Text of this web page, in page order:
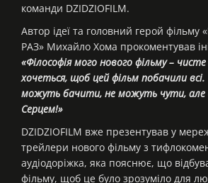
команди DZIDZIOFILM.
Автор ідеї та головний герой
РАЗ» Михайло Хома прокоментував
«Філософія мого нового фільму –
хочеться, щоб цей фільм побачили всі.
можуть бачити, не можуть чути, але
Серцем!»
DZIDZIOFILM вже презентував у
трейлери нового фільму з
аудіодоріжка, яка пояснює, що
фільму, щоб це було зрозуміло для